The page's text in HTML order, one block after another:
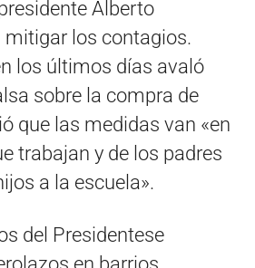
Alberto
mitigar los contagios.
los últimos días avaló
sobre la compra de
que las medidas van «en
trabajan y de los padres
a la escuela».
del Presidentese